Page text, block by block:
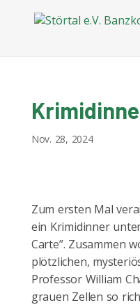
Nov. 28, 2024
Zum ersten Mal
ein Krimidinner
Carte”. Zusammen
plötzlichen,
Professor William
grauen Zellen so